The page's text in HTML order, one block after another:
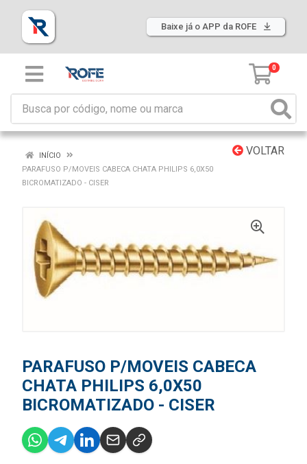
Baixe já o APP da ROFE
0
VOLTAR
INÍCIO
PARAFUSO P/MOVEIS CABECA CHATA PHILIPS 6,0X50
BICROMATIZADO - CISER
PARAFUSO P/MOVEIS CABECA
CHATA PHILIPS 6,0X50
BICROMATIZADO - CISER